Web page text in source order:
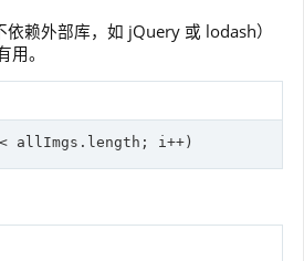
依赖外部库，如 jQuery 或 lodash）
。